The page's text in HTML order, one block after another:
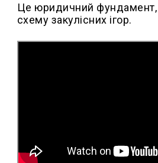
Це юридичний
схему закулісних ігор.